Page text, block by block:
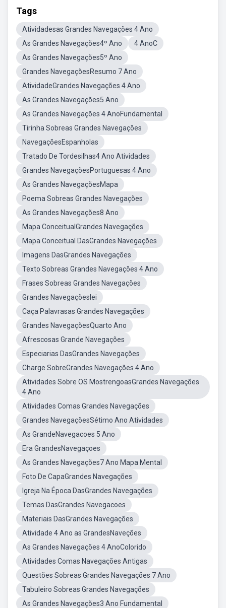
Tags
Atividadesas Grandes Navegações 4 Ano
As Grandes Navegações4º Ano
4 AnoC
As Grandes Navegações5º Ano
Grandes NavegaçõesResumo 7 Ano
AtividadeGrandes Navegações 4 Ano
As Grandes Navegações5 Ano
As Grandes Navegações 4 AnoFundamental
Tirinha Sobreas Grandes Navegações
NavegaçõesEspanholas
Tratado De Tordesilhas4 Ano Atividades
Grandes NavegaçõesPortuguesas 4 Ano
As Grandes NavegaçõesMapa
Poema Sobreas Grandes Navegações
As Grandes Navegações8 Ano
Mapa ConceitualGrandes Navegações
Mapa Conceitual DasGrandes Navegações
Imagens DasGrandes Navegações
Texto Sobreas Grandes Navegações 4 Ano
Frases Sobreas Grandes Navegações
Grandes NavegaçõesIei
Caça Palavrasas Grandes Navegações
Grandes NavegaçõesQuarto Ano
Afrescosas Grande Navegações
Especiarias DasGrandes Navegações
Charge SobreGrandes Navegações 4 Ano
Atividades Sobre OS MostrengoasGrandes Navegações
4 Ano
Atividades Comas Grandes Navegações
Grandes NavegaçõesSétimo Ano Atividades
As GrandeNavegacoes 5 Ano
Era GrandesNavegaçoes
As Grandes Navegações7 Ano Mapa Mental
Foto De CapaGrandes Navegações
Igreja Na Época DasGrandes Navegações
Temas DasGrandes Navegacoes
Materiais DasGrandes Navegações
Atividade 4 Ano as GrandesNaveções
As Grandes Navegações 4 AnoColorido
Atividades Comas Navegações Antigas
Questões Sobreas Grandes Navegações 7 Ano
Tabuleiro Sobreas Grandes Navegações
As Grandes Navegações3 Ano Fundamental